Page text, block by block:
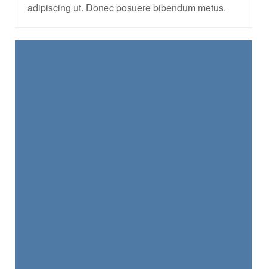
adipiscing ut. Donec posuere bibendum metus.